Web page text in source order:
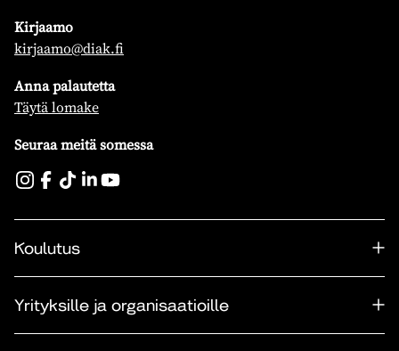
Kirjaamo
kirjaamo@diak.fi
Anna palautetta
Täytä lomake
Seuraa meitä somessa
Koulutus
Yrityksille ja organisaatioille